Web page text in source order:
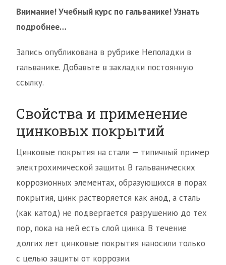
Внимание! Учебный курс по гальванике! Узнать
подробнее…
Запись опубликована в рубрике Неполадки в
гальванике. Добавьте в закладки постоянную
ссылку.
Свойства и применение
цинковых покрытий
Цинковые покрытия на стали — типичный пример
электрохимической защиты. В гальванических
коррозионных элементах, образующихся в порах
покрытия, цинк растворяется как анод, а сталь
(как катод) не подвергается разрушению до тех
пор, пока на ней есть слой цинка. В течение
долгих лет цинковые покрытия наносили только
с целью защиты от коррозии.